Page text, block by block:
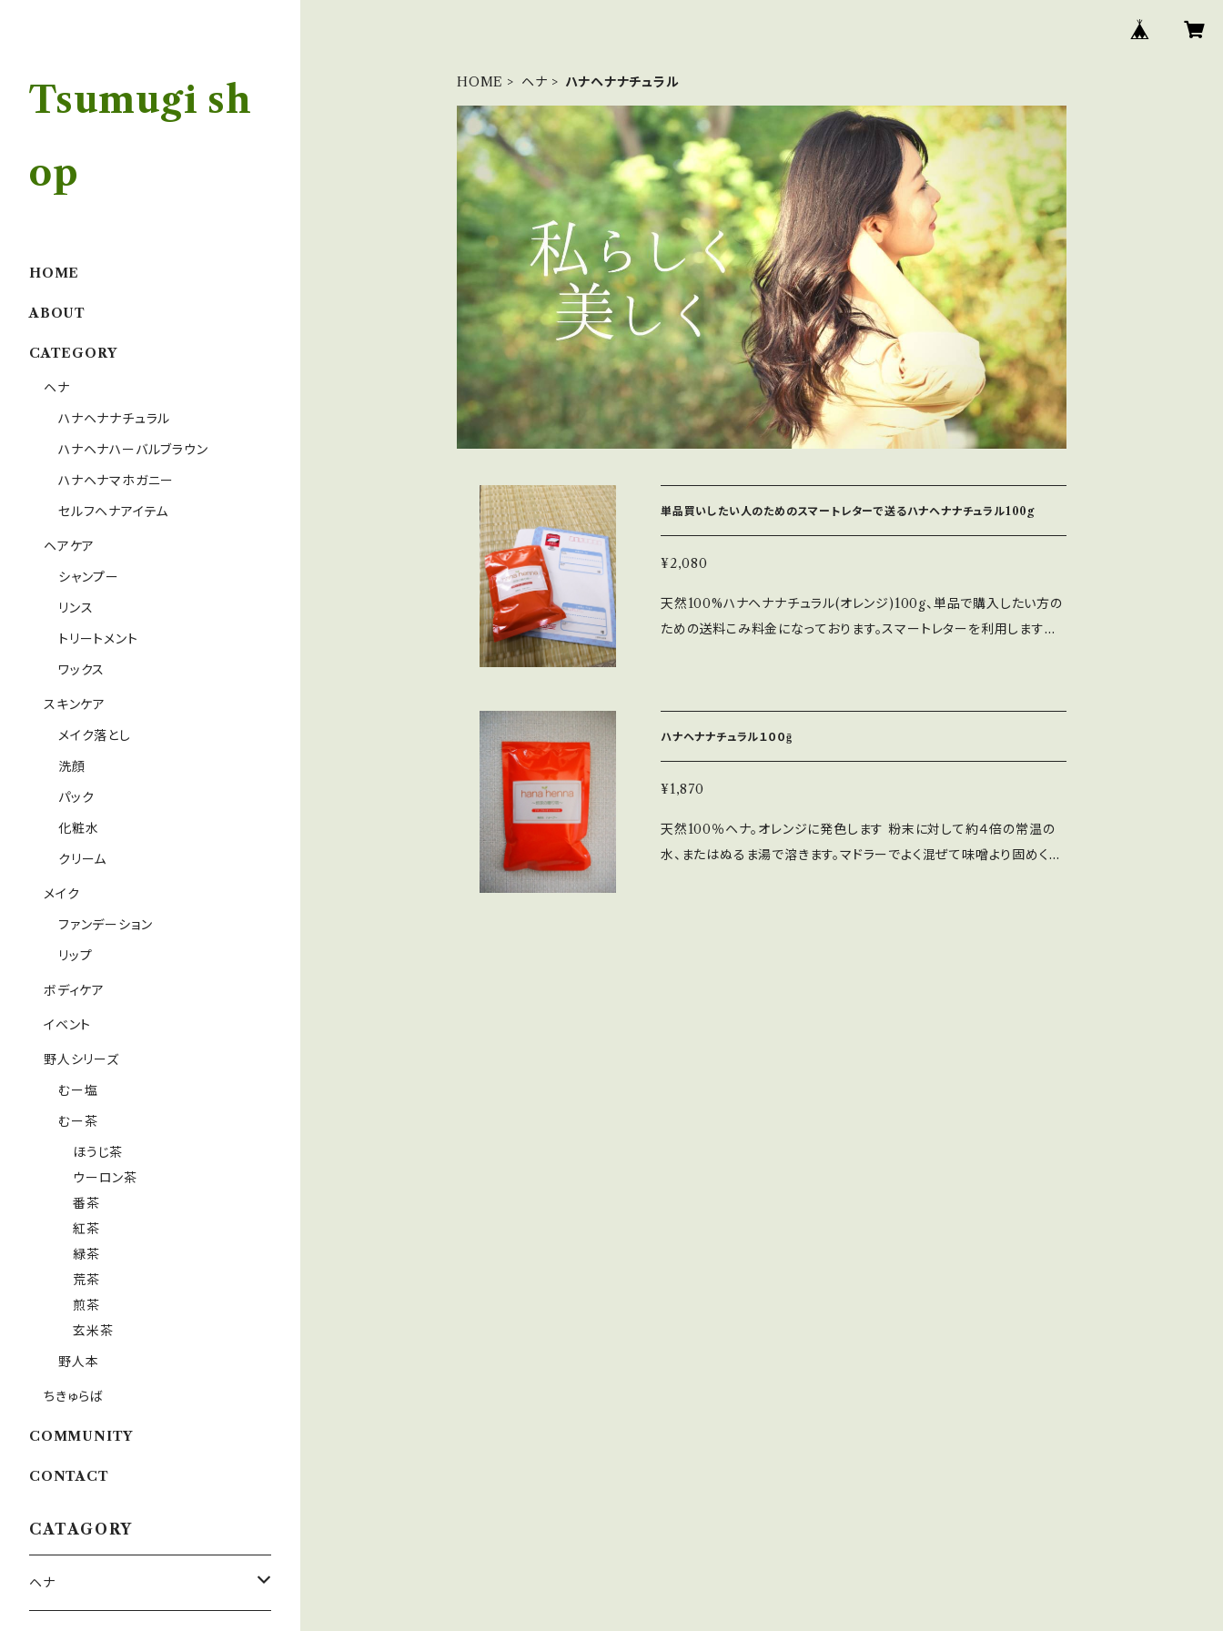
HOME ヘナ ハナヘナナチュラル
単品買いしたい人のためのスマートレターで送るハナヘナナチュラル100g
¥2,080
天然100%ハナヘナナチュラル(オレンジ)100g、単品で購入したい方の
ための送料こみ料金になっております。スマートレターを利用しますの
でよく混ぜて味噌より固めくらい。その状態で3時間以上寝かせると、ペ
うなら少し水を足して塗りやすい固さに調整してください 粉末の量の
は、50gくらい ロングを毛先まで染める場合は100g全て ヘナの塗り方
動画 https://m.youtube.com/watch?v=IvWKHNlx1Mk&featu
ハナヘナナチュラル１００ḡ
¥1,870
天然100％ヘナ。オレンジに発色します 粉末に対して約４倍の常温の
水、またはぬるま湯で溶きます。マドラーでよく混ぜて味噌より固めくら
Tsumugi sh
op
HOME
ABOUT
CATEGORY
ヘナ
ハナヘナナチュラル
ハナヘナハーバルブラウン
ハナヘナマホガニー
セルフヘナアイテム
ヘアケア
シャンプー
リンス
トリートメント
ワックス
スキンケア
メイク落とし
洗顔
パック
化粧水
クリーム
メイク
ファンデーション
リップ
ボディケア
イベント
野人シリーズ
むー塩
むー茶
ほうじ茶
ウーロン茶
番茶
紅茶
緑茶
荒茶
煎茶
玄米茶
野人本
ちきゅらば
COMMUNITY
CONTACT
CATAGORY
ヘナ